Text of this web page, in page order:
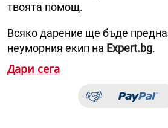
твоята помощ.
Всяко дарение ще бъде
неуморния екип на Expert.bg.
Дари сега